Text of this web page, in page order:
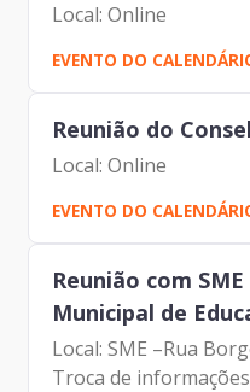
Local: Online
EVENTO DO
Reunião do
Local: Online
EVENTO DO
Reunião com
Municipal de
Local: SME –Rua
Troca de